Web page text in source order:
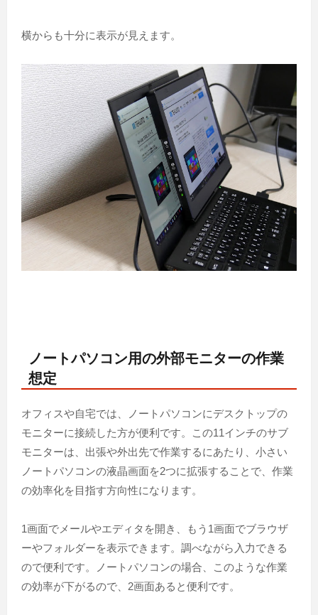
横からも十分に表示が見えます。
ノートパソコン用の外部モニターの作業
想定
オフィスや自宅では、ノートパソコンにデスクトップの
モニターに接続した方が便利です。この11インチのサブ
モニターは、出張や外出先で作業するにあたり、小さい
ノートパソコンの液晶画面を2つに拡張することで、作業
の効率化を目指す方向性になります。
1画面でメールやエディタを開き、もう1画面でブラウザ
ーやフォルダーを表示できます。調べながら入力できる
ので便利です。ノートパソコンの場合、このような作業
の効率が下がるので、2画面あると便利です。